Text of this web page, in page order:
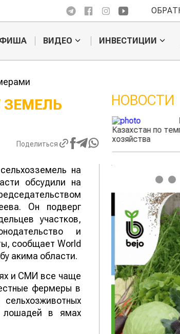
ВИДЕО ИНВЕСТИЦИИ
ЗЕМЕЛЬ
Поделиться
на
обсудили на
Он подверг
участков,
и
сообщает World
акима области.
и СМИ все чаще
фермеры в
лошадей в ямах
НОВОСТИ
жука будут выжигать
лазером
Казахстан по
хозяйства
1 2